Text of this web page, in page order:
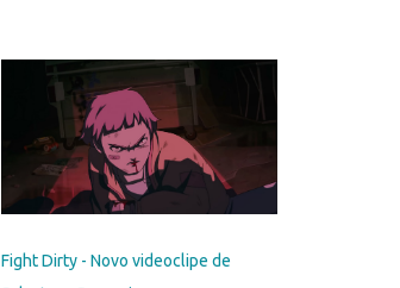
Fight Dirty - Novo videoclipe de